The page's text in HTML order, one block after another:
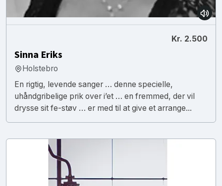
Kr. 2.500
Sinna Eriks
Holstebro
En rigtig, levende sanger … denne specielle,
uhåndgribelige prik over i’et … en fremmed, der vil
drysse sit fe-støv … er med til at give et arrange...